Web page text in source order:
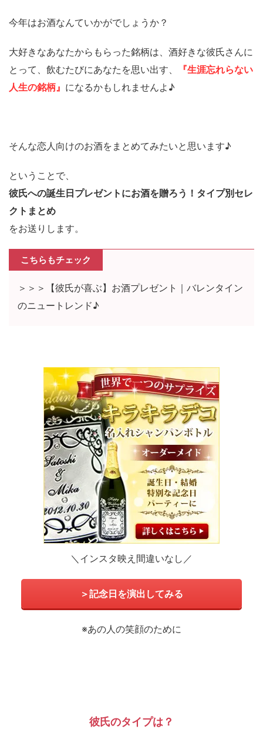
今年はお酒なんていかがでしょうか？
大好きなあなたからもらった銘柄は、酒好きな彼氏さんに
とって、飲むたびにあなたを思い出す、
『生涯忘れらない
人生の銘柄』 になるかもしれませんよ♪
そんな恋人向けのお酒をまとめてみたいと思います♪
ということで、
彼氏への誕生日プレゼントにお酒を贈ろう！タイプ別セレ
クトまとめ
をお送りします。
こちらもチェック
＞＞＞【彼氏が喜ぶ】お酒プレゼント｜バレンタイン
のニュートレンド♪
＼インスタ映え間違いなし／
＞記念日を演出してみる
※あの人の笑顔のために
彼氏のタイプは？